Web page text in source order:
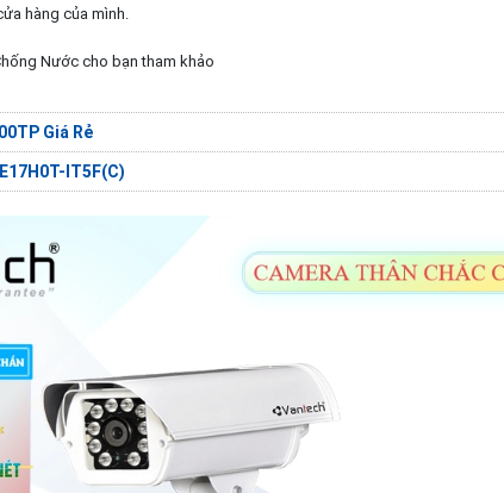
hàng của mình.
Nước cho bạn tham khảo
Giá Rẻ
IT5F(C)